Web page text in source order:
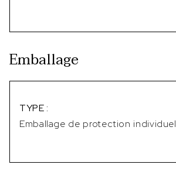
Emballage
TYPE :
Emballage de protection individuel